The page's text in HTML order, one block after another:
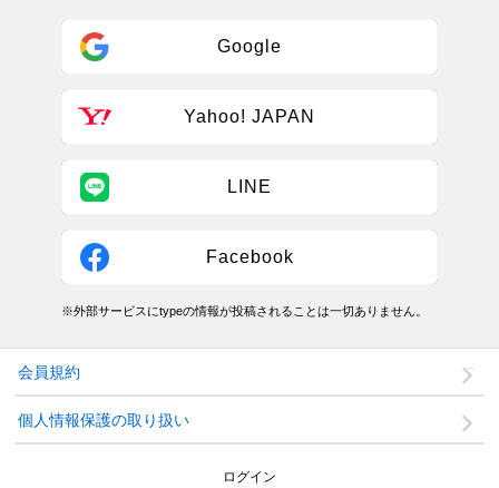
Google
Yahoo! JAPAN
LINE
Facebook
※外部サービスにtypeの情報が投稿されることは一切ありません。
会員規約
個人情報保護の取り扱い
ログイン